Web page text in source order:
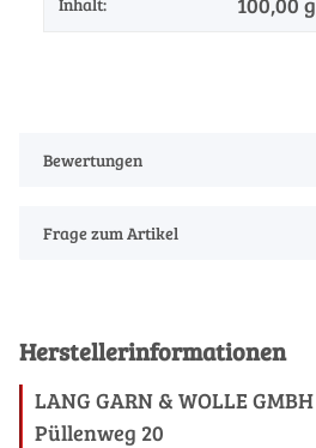
Bewertungen
Frage zum Artikel
Herstellerinformationen
LANG GARN & WOLLE GMBH
Püllenweg 20